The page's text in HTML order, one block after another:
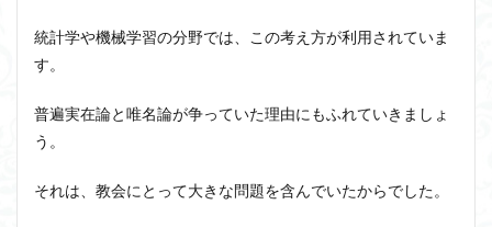
統計学や機械学習の分野では、この考え方が利用されていま
す。
普遍実在論と唯名論が争っていた理由にもふれていきましょ
う。
それは、教会にとって大きな問題を含んでいたからでした。